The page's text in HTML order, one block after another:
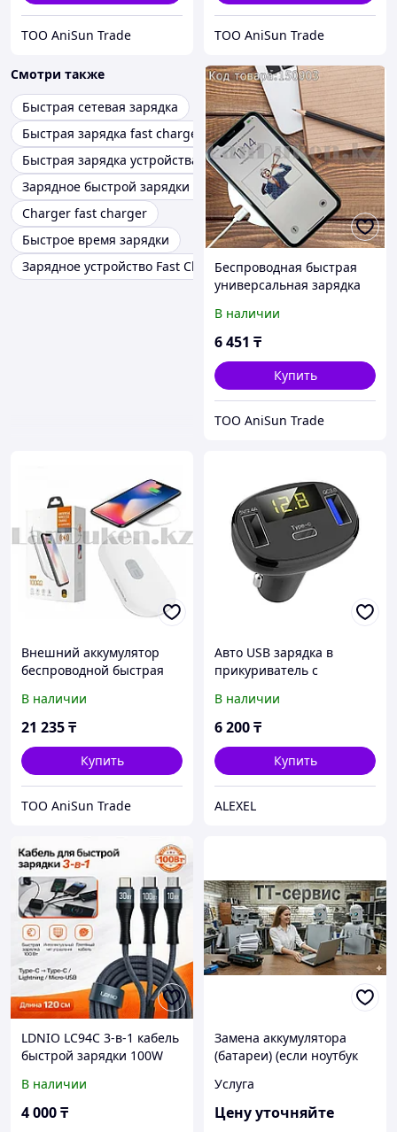
ТОО AniSun Trade ТОО AniSun Trade
Смотри также
Быстрая сетевая зарядка
Быстрая зарядка fast charger
Быстрая зарядка устройства
Зарядное быстрой зарядки quick charge
Charger fast charger
Быстрое время зарядки
Зарядное устройство Fast Charger appleБеспроводная быстрая
универсальная зарядка
В наличии
6 451 ₸
Купить
ТОО AniSun Trade
Внешний аккумулятор
беспроводной быстрая
Union UN1003
В наличии
21 235₸
Купить
ТОО AniSun Trade
Авто USB зарядка в
прикуриватель с
зарядка QC3 Type-C
В наличии
6 200₸
Купить
ALEXEL
LDNIO LC94C 3-в-1 кабель
быстрой зарядки 100W
Micro-USB)
В наличии
4 000₸
Замена аккумулятора
(батареи) (если ноутбук
работает только от сети)
Услуга
Цену уточняйте